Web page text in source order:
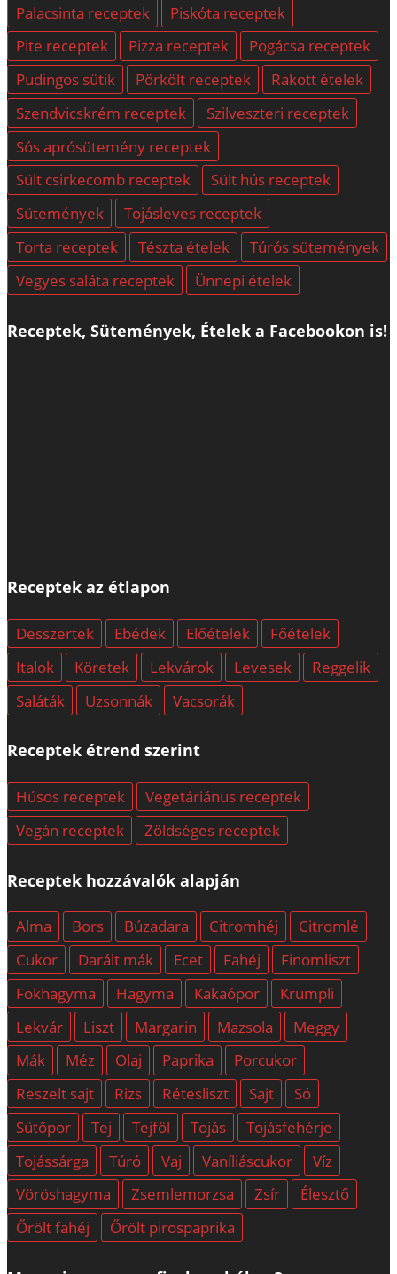
Palacsinta receptek
Piskóta receptek
Pite receptek
Pizza receptek
Pogácsa receptek
Pudingos sütik
Pörkölt receptek
Rakott ételek
Szendvicskrém receptek
Szilveszteri receptek
Sós aprósütemény receptek
Sült csirkecomb receptek
Sült hús receptek
Sütemények
Tojásleves receptek
Torta receptek
Tészta ételek
Túrós sütemények
Vegyes saláta receptek
Ünnepi ételek
Receptek, Sütemények, Ételek a Facebookon is!
Receptek az étlapon
Desszertek Ebédek Előételek
Főételek
Italok
Köretek Lekvárok Levesek
Reggelik
Saláták
Uzsonnák Vacsorák
Receptek étrend szerint
Húsos receptek
Vegetáriánus receptek
Vegán receptek
Zöldséges receptek
Receptek hozzávalók alapján
Alma Bors Búzadara Citromhéj
Citromlé
Cukor
Darált mák Ecet Fahéj
Finomliszt
Fokhagyma
Hagyma Kakaópor
Krumpli
Lekvár
Liszt Margarin Mazsola
Meggy
Mák
Méz Olaj Paprika
Porcukor
Reszelt sajt
Rizs Rétesliszt Sajt
Só
Sütőpor
Tej Tejföl Tojás
Tojásfehérje
Tojássárga
Túró Vaj Vaníliáscukor
Víz
Vöröshagyma
Zsemlemorzsa Zsír
Élesztő
Őrölt fahéj
Őrölt pirospaprika